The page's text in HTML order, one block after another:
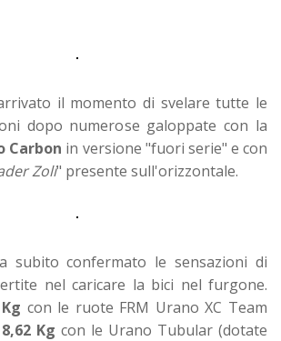
il momento di svelare tutte le
dopo numerose galoppate con la
Carbon in versione "fuori serie" e con
Zoli" presente sull'orizzontale.
subito confermato le sensazioni di
nel caricare la bici nel furgone.
con le ruote FRM Urano XC Team
8,62 Kg con le Urano Tubular (dotate